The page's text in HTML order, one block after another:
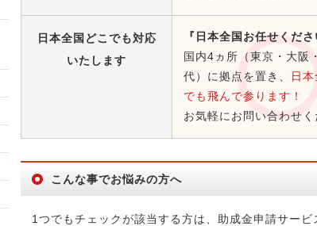
日本全国どこでも対応
いたします
『日本全国お任せくださ
国内4ヵ所（東京・大阪
代）に拠点を置き、 日
でも飛んで参ります！
お気軽にお問い合わせく
こんな事でお悩みの方へ
1つでもチェックが該当する方は、助成金申請サービ